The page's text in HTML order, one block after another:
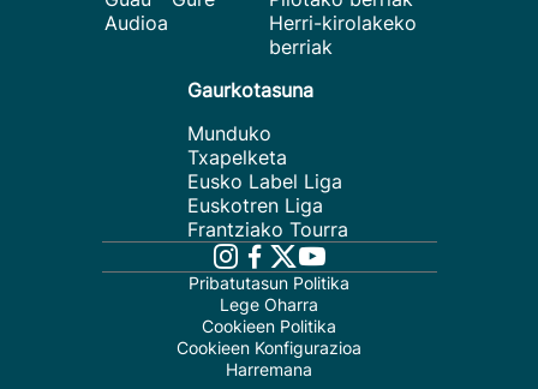
Audioa
Herri-kirolakeko
berriak
Gaurkotasuna
Munduko
Txapelketa
Eusko Label Liga
Euskotren Liga
Frantziako Tourra
Pribatutasun Politika
Lege Oharra
Cookieen Politika
Cookieen Konfigurazioa
Harremana